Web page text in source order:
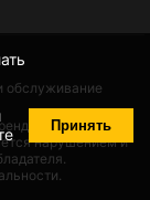
Принять
обслуживание
происходит
нарушением и